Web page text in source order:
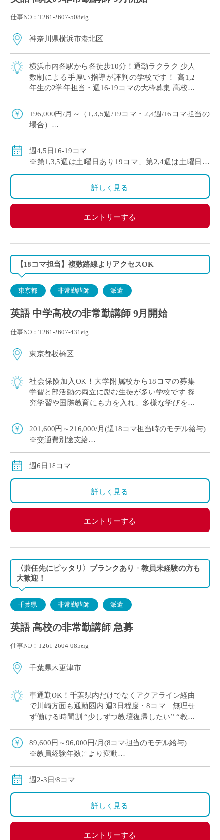
仕事NO：T261-2607-508eig
神奈川県横浜市港北区
横浜市内各駅から各徒歩10分！通勤ラクラク 少人
数制による手厚い指導が評判の学校です！ 高1,2
年生の2学年担当・週16-19コマの大枠募集 高校免
許のみでご応募可能！
196,000円/月～（1,3,5週/19コマ・2,4週/16コマ担当の
場合）
※社会保険加入
週4,5日16-19コマ
※第1,3,5週は土曜日あり19コマ、第2,4週は土曜日な
し16コマ
詳しく見る
エントリーする
【18コマ担当】複数路線よりアクセスOK
東京都 非常勤講師 派遣
英語 中学高校の非常勤講師 9月開始
仕事NO：T261-2607-431eig
東京都板橋区
社会保険加入OK！大学附属校から18コマの募集
学習と部活動の両立に励む生徒が多い学校です 探
究学習や国際教育にも力を入れ、多様な学びを大
切にしています “年度途中から多めコマ数をもち
たい” &# […]
201,600円～216,000/月(週18コマ担当時のモデル給与)
※交通費別途支給
※12月や年明けも月額固定で安定収入
週6日18コマ
詳しく見る
エントリーする
〈兼任先にピッタリ〉ブランクあり・教員未経験の方も
大歓迎！
千葉県 非常勤講師 派遣
英語 高校の非常勤講師 急募
仕事NO：T261-2604-085eig
千葉県木更津市
車通勤OK！千葉県内だけでなくアクアライン経由
で川崎方面も通勤圏内 週3日程度・8コマ 無理せ
ず働ける時間割 “少しずつ教壇復帰したい” “教員
免許を取得したけど、どこで働こう…&#8 […]
89,600円～96,000円/月(8コマ担当のモデル給与)
※教員経験年数により変動
※交通費別途支給
週2-3日/8コマ
詳しく見る
エントリーする